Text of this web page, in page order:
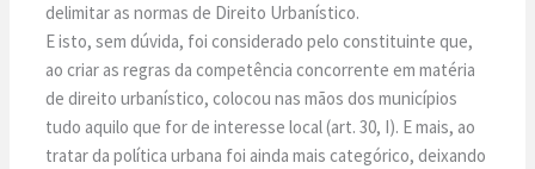
delimitar as normas de Direito Urbanístico.
E isto, sem dúvida, foi considerado pelo constituinte que,
ao criar as regras da competência concorrente em matéria
de direito urbanístico, colocou nas mãos dos municípios
tudo aquilo que for de interesse local (art. 30, I). E mais, ao
tratar da política urbana foi ainda mais categórico, deixando